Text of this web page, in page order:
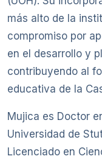
más alto de la
compromiso por
en el desarrollo y
contribuyendo al
educativa de la
Mujica es Doctor
Universidad de
Licenciado en